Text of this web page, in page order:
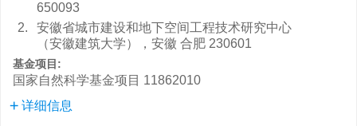
650093
2.
安徽省城市建设和地下空间工程技术研究中心
（安徽建筑大学），安徽 合肥 230601
基金项目:
国家自然科学基金项目 11862010
详细信息